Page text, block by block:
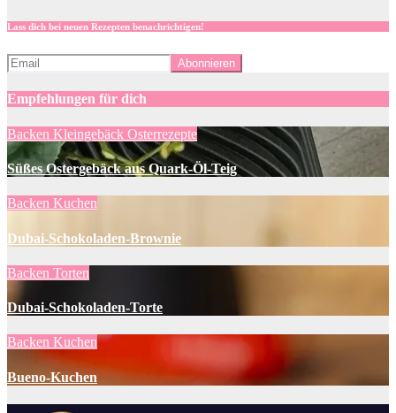
Lass dich bei neuen Rezepten benachrichtigen!
Empfehlungen für dich
Backen Kleingebäck Osterrezepte
Süßes Ostergebäck aus Quark-Öl-Teig
Backen Kuchen
Dubai-Schokoladen-Brownie
Backen Torten
Dubai-Schokoladen-Torte
Backen Kuchen
Bueno-Kuchen